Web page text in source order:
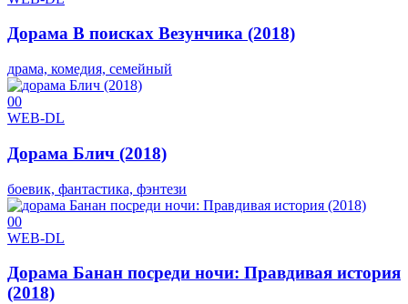
Дорама В поисках Везунчика (2018)
драма, комедия, семейный
00
WEB-DL
Дорама Блич (2018)
боевик, фантастика, фэнтези
00
WEB-DL
Дорама Банан посреди ночи: Правдивая история
(2018)